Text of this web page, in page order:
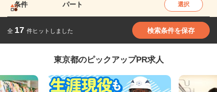
条件 パート 選択
全 17 件ヒットしました 検索条件を保存
東京都のピックアップPR求人